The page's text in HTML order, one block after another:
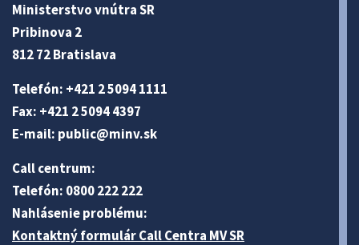
Ministerstvo vnútra SR
Pribinova 2
812 72 Bratislava
Telefón: +421 2 5094 1111
Fax: +421 2 5094 4397
E-mail: public@minv.sk
Call centrum:
Telefón: 0800 222 222
Nahlásenie problému:
Kontaktný formulár Call Centra MV SR